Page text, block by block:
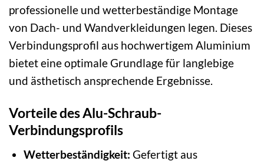
professionelle und wetterbeständige Montage
von Dach- und Wandverkleidungen legen. Dieses
Verbindungsprofil aus hochwertigem Aluminium
bietet eine optimale Grundlage für langlebige
und ästhetisch ansprechende Ergebnisse.
Vorteile des Alu-Schraub-
Verbindungsprofils
Wetterbeständigkeit: Gefertigt aus